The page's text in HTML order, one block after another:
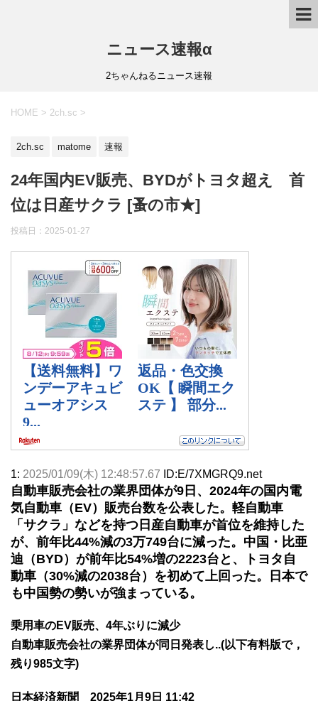
ニュース速報α
2ちゃんねるニュース速報
HOME > 2ch.sc >
2ch.sc matome 速報
24年国内EV販売、BYDがトヨタ超え 首
位は日産サクラ [蚤の市★]
投稿日： 2025-01-27
1: 2025/01/09(木) 12:48:57.67 ID:E/7XMGRQ9.net
自動車販売会社の業界団体が9日、2024年の国内電
気自動車（EV）販売台数を公表した。軽自動車
「サクラ」などを持つ日産自動車が首位を維持した
が、前年比44%減の3万749台に減った。中国・比亜
迪（BYD）が前年比54%増の2223台と、トヨタ自
動車（30%減の2038台）を初めて上回った。日本で
も中国勢の勢いが強まっている。
乗用車のEV販売、4年ぶりに減少
自動車販売会社の業界団体が同日発表し..(以下有料版で，
残り985文字)
日本経済新聞 2025年1月9日 11:42